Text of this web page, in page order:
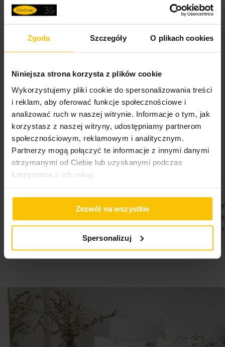
Zgoda Szczegóły O plikach cookies
Niniejsza strona korzysta z plików cookie
Wykorzystujemy pliki cookie do spersonalizowania treści
i reklam, aby oferować funkcje społecznościowe i
analizować ruch w naszej witrynie. Informacje o tym, jak
korzystasz z naszej witryny, udostępniamy partnerom
społecznościowym, reklamowym i analitycznym.
Partnerzy mogą połączyć te informacje z innymi danymi
otrzymanymi od Ciebie lub uzyskanymi podczas
korzystania z ich usług.
Zezwól na wszystkie
Spersonalizuj
Tolerancja rozmiaru
40% poliester
gramatura: 450 g/m
Metka z instrukcją prania jest wszyta w górnym rogu każdego ręcznika. Ręczniki
zmiękczających. Podobne kolory powinny być prane razem. Ręczniki wykonane
ochrony podczas procesu tkania produktu. We wstępnej fazie użytkowania
ręczników pojawia się pylenie, które jest wynikiem wykruszania się parafiny z
włókien. Nie jest ono wadą produktu. Podczas kolejnych procesów prania i w
trakcie użytkowania ręczników pylenie całkowicie ustępuje, jednocześnie zwiększa
się ich puszystość i chłonność.
Opinie potwierdzone zakupem
5%
Na podstawie 28332 opinii. Zobacz niektóre opinie
tutaj.
100%
WSZYSTKO SPRAWNIE SZYBKA
100%
Nie
Państwa
Nie traćcie